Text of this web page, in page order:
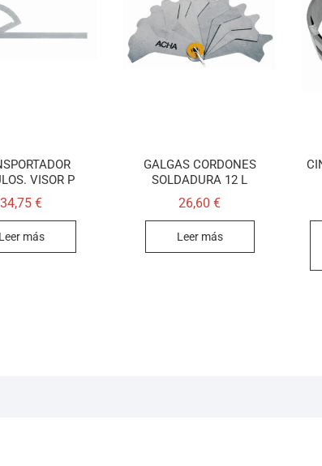
VISOR P
34,75€
Leer más
GALGAS CORDONES
SOLDADURA 12 L
26,60€
Leer más